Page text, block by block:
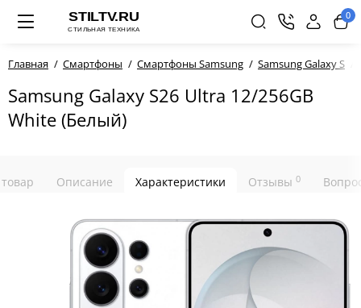
0
Главная Смартфоны Смартфоны Samsung Samsung Galaxy S
Samsung Galaxy S26 Ultra 12/256GB
White (Белый)
Описание Характеристики Отзывы 0